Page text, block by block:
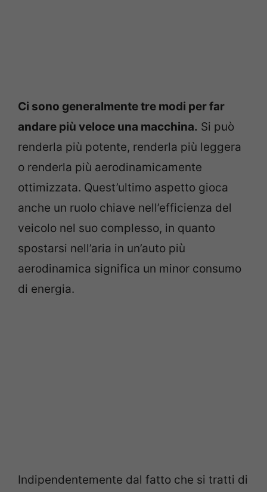
Ci sono generalmente tre modi per far
andare più veloce una macchina. Si può
renderla più potente, renderla più leggera
o renderla più aerodinamicamente
ottimizzata. Quest’ultimo aspetto gioca
anche un ruolo chiave nell’efficienza del
veicolo nel suo complesso, in quanto
spostarsi nell’aria in un’auto più
aerodinamica significa un minor consumo
di energia.
Indipendentemente dal fatto che si tratti di